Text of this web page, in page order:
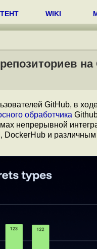
WIKI
на
GitHub, в
обработчика
непрерывной
DockerHub и